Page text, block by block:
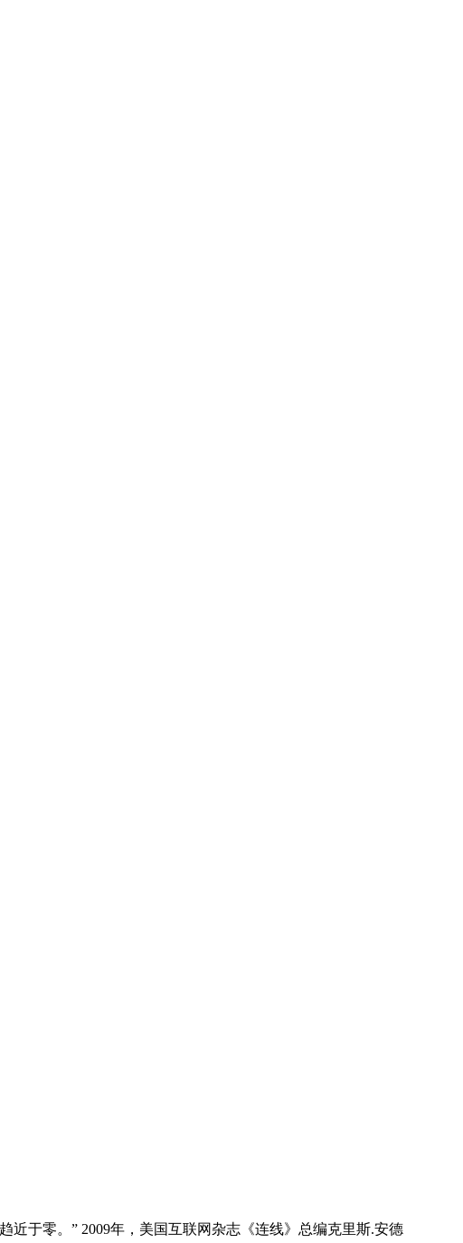
于零。” 2009年，美国互联网杂志《连线》总编克里斯.安德